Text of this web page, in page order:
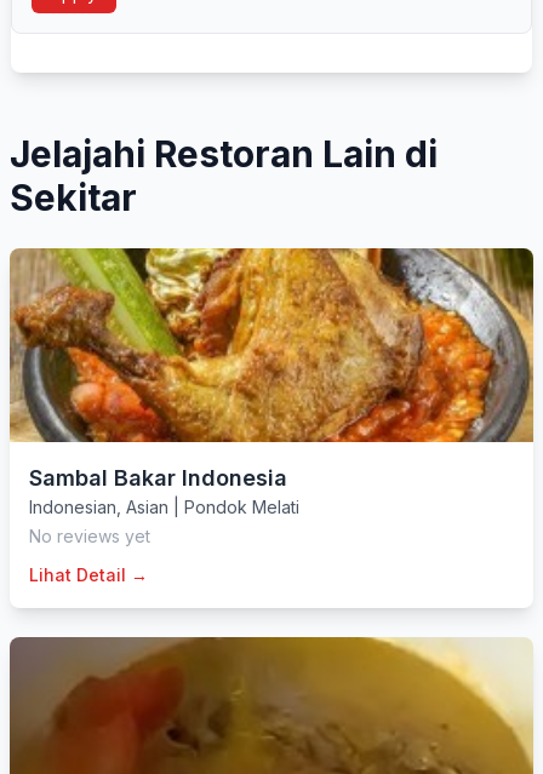
Jelajahi Restoran Lain di
Sekitar
Sambal Bakar Indonesia
Indonesian Asian
Pondok Melati
No reviews yet
Lihat Detail →